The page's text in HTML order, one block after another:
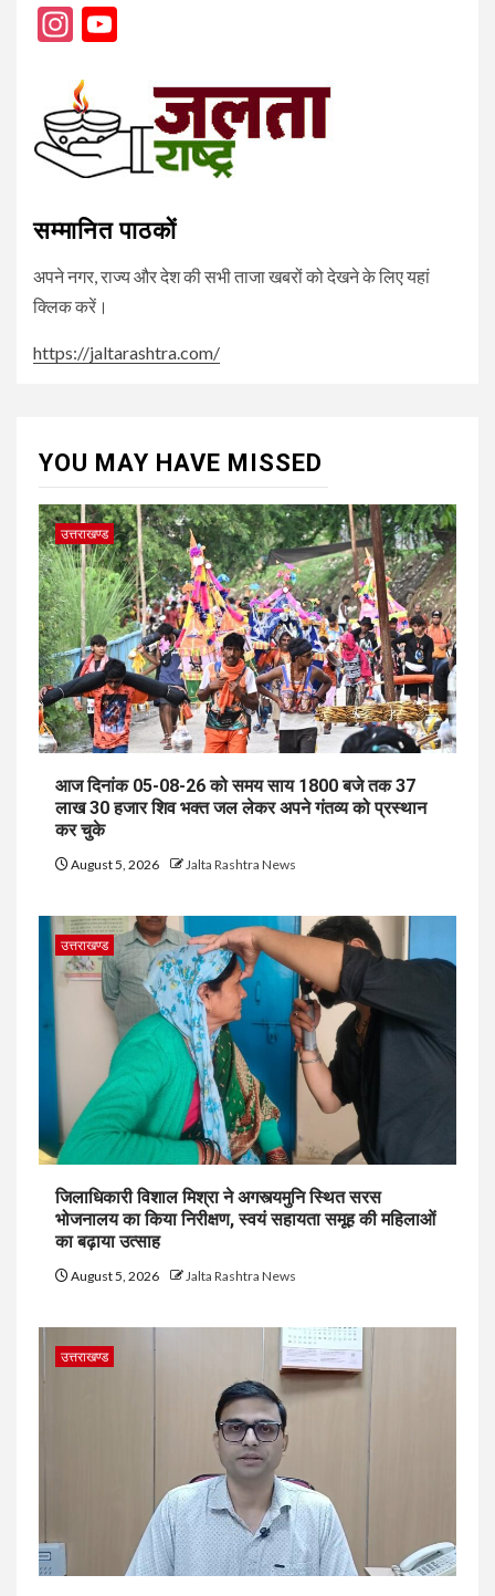
Instagram
सम्मानित पाठकों
अपने नगर, राज्य और देश की सभी ताजा खबरों को देखने के लिए यहां
क्लिक करें।
https://jaltarashtra.com/
YOU MAY HAVE MISSED
उत्तराखण्ड
आज दिनांक 05-08-26 को समय साय 1800 बजे तक 37
लाख 30 हजार शिव भक्त जल लेकर अपने गंतव्य को प्रस्थान
कर चुके
August 5, 2026 Jalta Rashtra News
उत्तराखण्ड
जिलाधिकारी विशाल मिश्रा ने अगस्त्यमुनि स्थित सरस
भोजनालय का किया निरीक्षण, स्वयं सहायता समूह की महिलाओं
का बढ़ाया उत्साह
August 5, 2026 Jalta Rashtra News
उत्तराखण्ड